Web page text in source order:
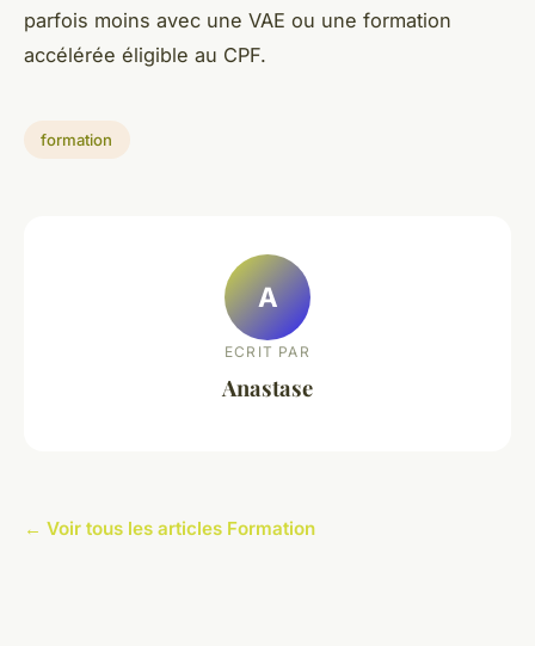
parfois moins avec une VAE ou une formation
accélérée éligible au CPF.
formation
A
ECRIT PAR
Anastase
← Voir tous les articles Formation